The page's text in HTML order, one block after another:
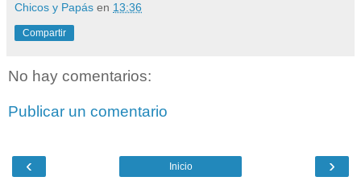
Chicos y Papás en 13:36
Compartir
No hay comentarios:
Publicar un comentario
‹ ›
Inicio